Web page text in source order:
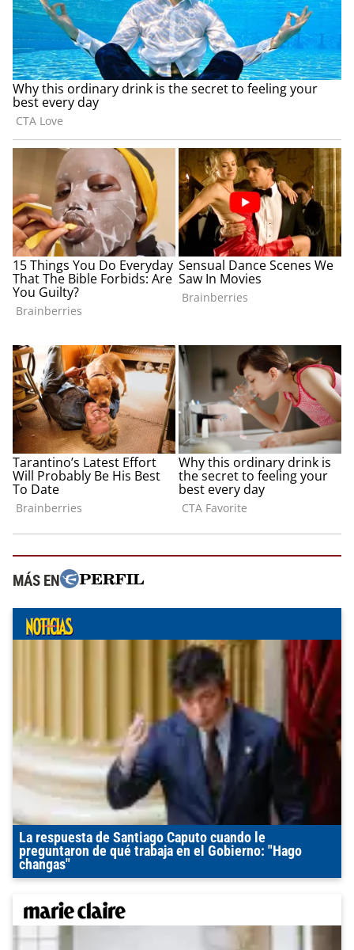
MÁS EN
La respuesta de Santiago Caputo cuando le
preguntaron de qué trabaja en el Gobierno: "Hago
changas"